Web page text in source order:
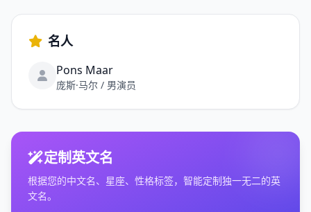
名人
Pons Maar
庞斯·马尔 / 男演员
定制英文名
根据您的中文名、星座、性格标签，智能定制独一无二的英
文名。